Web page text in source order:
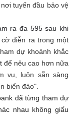
tuyến đầu bảo vệ
ra đa 595 sau khi
diễn ra trong một
dự khoảnh khắc
để nêu cao hơn nữa
vụ, luôn sẵn sàng
biển đảo".
đã từng tham dự
nhau không giấu